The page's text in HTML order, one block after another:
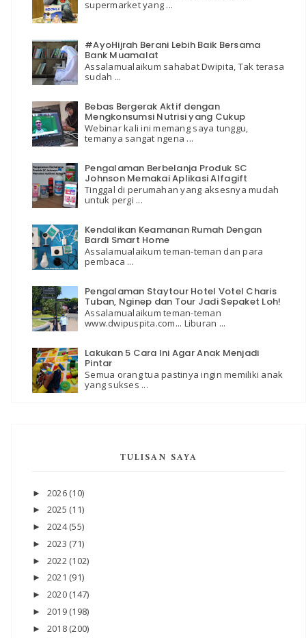
supermarket yang ...
#AyoHijrah Berani Lebih Baik Bersama
Bank Muamalat
Assalamualaikum sahabat Dwipita, Tak terasa
sudah ...
Bebas Bergerak Aktif dengan
Mengkonsumsi Nutrisi yang Cukup
Webinar kali ini memang saya tunggu,
temanya sangat ngena ...
Pengalaman Berbelanja Produk SC
Johnson Memakai Aplikasi Alfagift
Tinggal di perumahan yang aksesnya mudah
untuk pergi ...
Kendalikan Keamanan Rumah Dengan
Bardi Smart Home
Assalamualaikum teman-teman dan para
pembaca ...
Pengalaman Staytour Hotel Votel Charis
Tuban, Nginep dan Tour Jadi Sepaket Loh!
Assalamualaikum teman-teman
www.dwipuspita.com... Liburan ...
Lakukan 5 Cara Ini Agar Anak Menjadi
Pintar
Semua orang tua pastinya ingin memiliki anak
yang sukses ...
TULISAN SAYA
► 2026 (10)
► 2025 (11)
► 2024(55)
► 2023 (71)
► 2022 (102)
► 2021 (91)
► 2020 (147)
► 2019 (198)
► 2018 (200)